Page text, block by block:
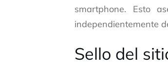
smartphone. Esto
independientemente
Sello del